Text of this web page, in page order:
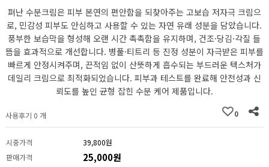
펴난 수분크림은 피부 본연의 편안함을 되찾아주는 고보습 저자극 크림으
로, 민감성 피부도 안심하고 사용할 수 있는 자연 유래 성분을 담았습니다.
풍부한 보습막을 형성해 오랜 시간 촉촉함을 유지하며, 건조·당김·각질 들
뜸을 효과적으로 개선합니다. 병풀·티트리 등 진정 성분이 자극받은 피부를
빠르게 안정시켜주며, 끈적임 없이 산뜻하게 흡수되는 부드러운 텍스처가
데일리 크림으로 최적화되었습니다. 피부과 테스트를 완료해 안전성과 신
뢰도를 높인 균형 잡힌 수분 케어 제품입니다.
사용후기 0 개 0
시중가격
39,800원
판매가격
25,000원